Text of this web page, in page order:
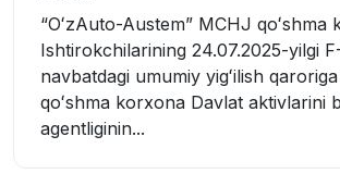
“OʻzAuto-Austem” MCHJ qoʻshma
Ishtirokchilarining 24.07.2025-yilgi
navbatdagi umumiy yigʻilish
qoʻshma korxona Davlat aktivlarini
agentliginin...